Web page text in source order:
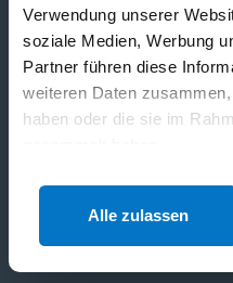
Verwendung unserer
soziale Medien, Werbung
Partner führen diese
weiteren Daten
haben oder die sie im
Alle zulassen